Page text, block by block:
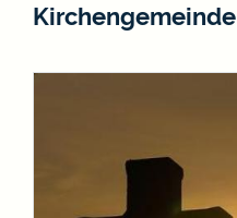
Kirchengemeinde